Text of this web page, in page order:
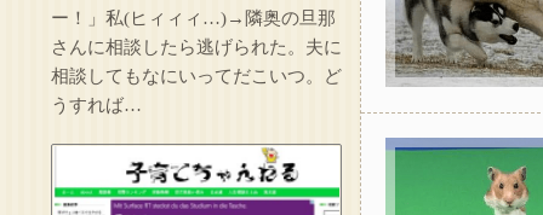
ー！」私(ヒィィィ…)→隣奥の旦那
さんに相談したら逃げられた。夫に
相談してもなにいってだこいつ。ど
うすれば…
俺を嫌う義娘は、
託児ママ「暇でし